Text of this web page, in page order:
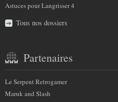
Astuces pour Langrisser 4
Tous nos dossiers
Partenaires
Le Serpent Retrogamer
Maruk and Slash